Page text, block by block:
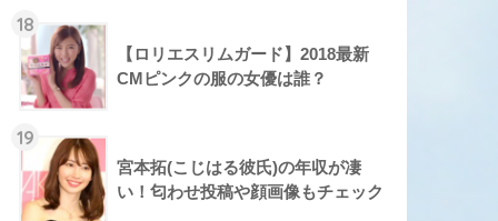
18
【ロリエスリムガード】2018最新
CMピンクの服の女優は誰？
19
宮本拓(こじはる彼氏)の年収が凄
い！匂わせ投稿や顔画像もチェック